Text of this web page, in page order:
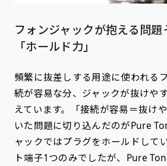
フォンジャックが抱える問題
「ホールド力」
頻繁に抜差しする用途に使われる
続が容易な分、ジャックが抜けや
えています。「接続が容易＝抜け
いた問題に切り込んだのがPure
ャックではプラグをホールドして
ト端子1つのみでしたが、Pure